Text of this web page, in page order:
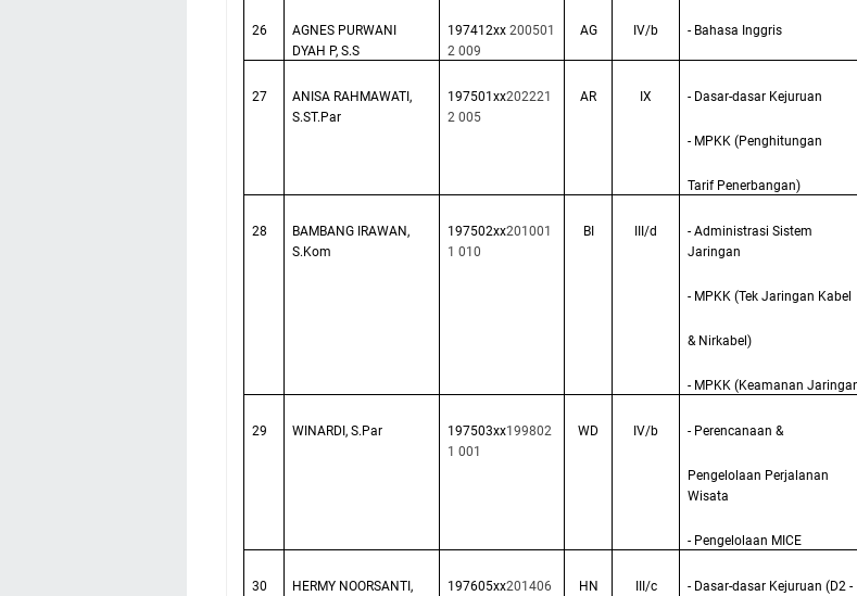
26
AGNES PURWANI
DYAH P, S.S
197412xx200501
2 009
AG IV/b - Bahasa Inggris
27
ANISA RAHMAWATI,
S.ST.Par
197501xx202221
2 005
AR IX - Dasar-dasar Kejuruan
- MPKK (Penghitungan
Tarif Penerbangan)
28
BAMBANG IRAWAN,
S.Kom
197502xx201001
1 010
BI III/d
- Administrasi Sistem
Jaringan
- MPKK (Tek Jaringan Kabel
& Nirkabel)
- MPKK (Keamanan
29 WINARDI, S.Par 197503xx199802
1 001
WD IV/b - Perencanaan &
Pengelolaan Perjalanan
Wisata
- Pengelolaan MICE
30
HERMY NOORSANTI,
197605xx201406
HN III/c
- Dasar-dasar Kejuruan (D2 -